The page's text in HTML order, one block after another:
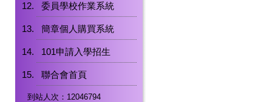
委員學校作業系統
簡章個人購買系統
101申請入學招生
聯合會首頁
到站人次：12046794